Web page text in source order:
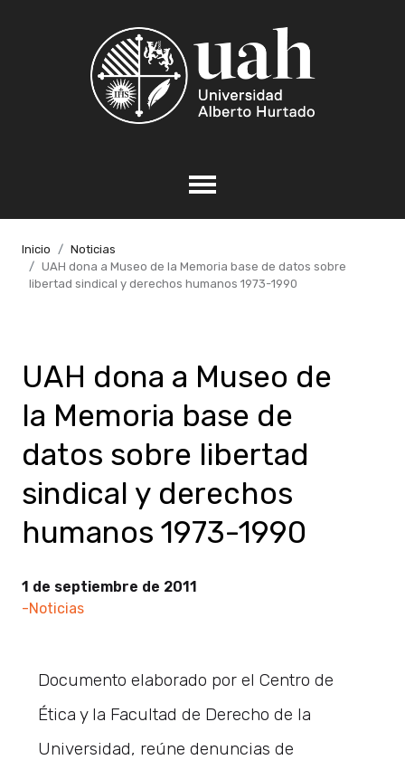
Inicio
Noticias
UAH dona a Museo de la Memoria base de datos sobre
libertad sindical y derechos humanos 1973-1990
UAH dona a Museo de
la Memoria base de
datos sobre libertad
sindical y derechos
humanos 1973-1990
1 de septiembre de 2011
-Noticias
Documento elaborado por el Centro de
Ética y la Facultad de Derecho de la
Universidad, reúne denuncias de